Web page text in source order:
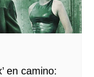
en camino: